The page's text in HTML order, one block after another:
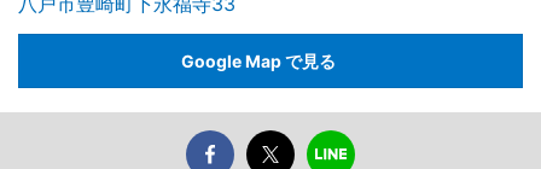
Google Map で見る